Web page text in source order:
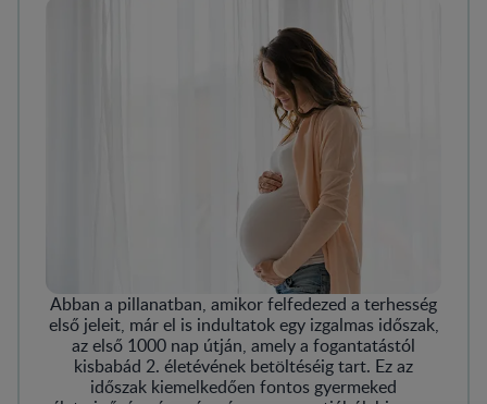
Abban a pillanatban, amikor felfedezed a terhesség
első jeleit, már el is indultatok egy izgalmas időszak,
az első 1000 nap útján, amely a fogantatástól
kisbabád 2. életévének betöltéséig tart. Ez az
időszak kiemelkedően fontos gyermeked